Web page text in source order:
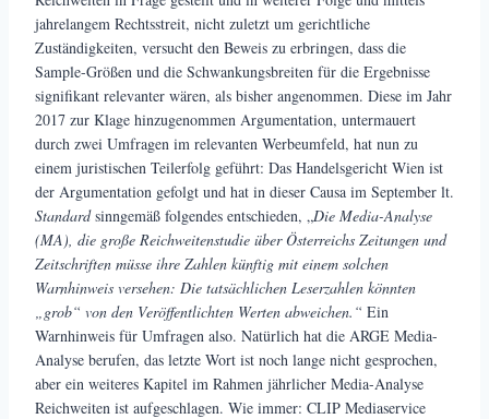
jahrelangem Rechtsstreit, nicht zuletzt um gerichtliche
Zuständigkeiten, versucht den Beweis zu erbringen, dass die
Sample-Größen und die Schwankungsbreiten für die Ergebnisse
signifikant relevanter wären, als bisher angenommen. Diese im Jahr
2017 zur Klage hinzugenommen Argumentation, untermauert
durch zwei Umfragen im relevanten Werbeumfeld, hat nun zu
einem juristischen Teilerfolg geführt: Das Handelsgericht Wien ist
der Argumentation gefolgt und hat in dieser Causa im September lt.
Standardsinngemäß folgendes entschieden, „Die Media-Analyse
(MA), die große Reichweitenstudie über Österreichs Zeitungen und
Zeitschriften müsse ihre Zahlen künftig mit einem solchen
Warnhinweis versehen: Die tatsächlichen Leserzahlen könnten
„grob“ von den Veröffentlichten Werten abweichen.“ Ein
Warnhinweis für Umfragen also. Natürlich hat die ARGE Media-
Analyse berufen, das letzte Wort ist noch lange nicht gesprochen,
aber ein weiteres Kapitel im Rahmen jährlicher Media-Analyse
Reichweiten ist aufgeschlagen. Wie immer: CLIP Mediaservice